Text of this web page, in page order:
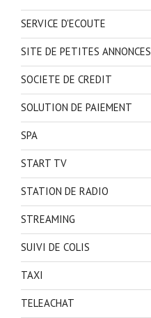
SERVICE D'ECOUTE
SITE DE PETITES ANNONCES
SOCIETE DE CREDIT
SOLUTION DE PAIEMENT
SPA
START TV
STATION DE RADIO
STREAMING
SUIVI DE COLIS
TAXI
TELEACHAT